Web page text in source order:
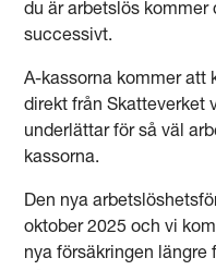
du är arbetslös
successivt.
A-kassorna kommer att
direkt från Skatteverket
underlättar för så väl
kassorna.
Den nya
oktober 2025 och vi
nya försäkringen längre